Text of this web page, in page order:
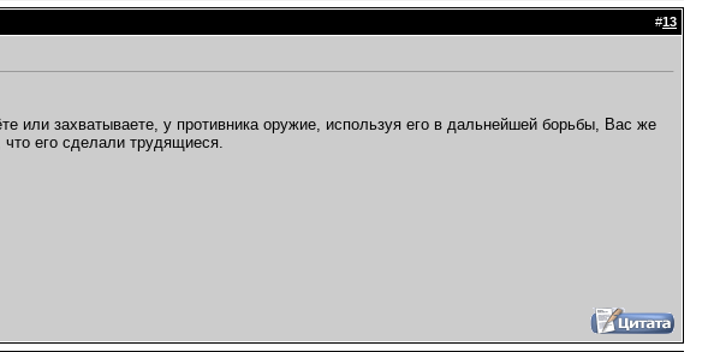
#13
или захватываете, у противника оружие, используя его в дальнейшей борьбы, Вас же
его сделали трудящиеся.